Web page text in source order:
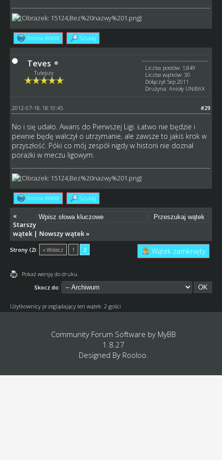
Strona WWW Szukaj
Teves
Tutejszy
Liczba postów: 1,849
Liczba wątków: 30
Dołączył: Sep 2011
Drużyna: Anioły UNIBAX
#29
2012-07-18, 18:10:45
No i się udało. Awans do Pierwszej Ligi. Łatwo nie będzie i
pewnie będę walczył o utrzymanie, ale zawsze to jakis krok w
przyszłość. Póki co mój zespół nigdy w historii nie doznał
porażki w meczu ligowym.
Strona WWW Szukaj
«
Starszy
wątek| Nowszy wątek»
Strony (2): « Wstecz 1 2 Wątek zamknięty
Pokaż wersję do druku
Skocz do:
Użytkownicy przeglądający ten wątek: 2 gości
Community Forum Software by MyBB
1.8.27
Designed By Rooloo